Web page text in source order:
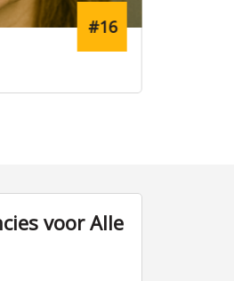
#16
voor Alle